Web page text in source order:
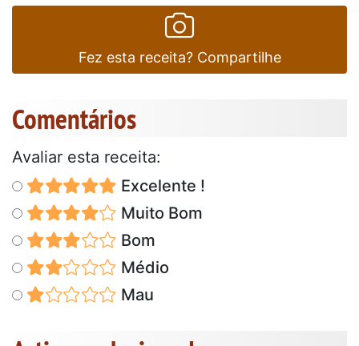
Fez esta receita? Compartilhe
Comentários
Avaliar esta receita:
Excelente !
Muito Bom
Bom
Médio
Mau